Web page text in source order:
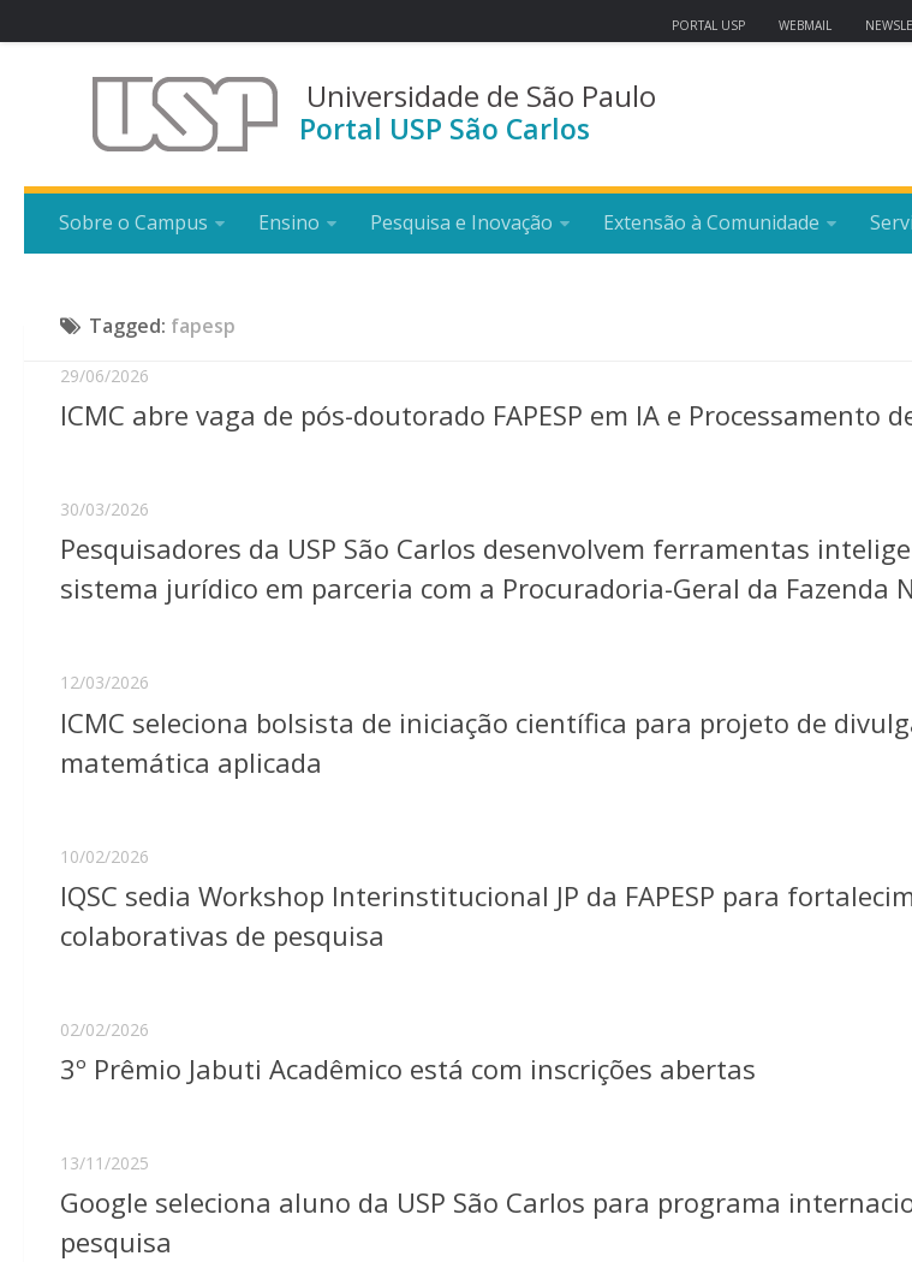
PORTAL USP WEBMAIL
Universidade de São Paulo
Portal USP São Carlos
Sobre o Campus Ensino Pesquisa e Inovação Extensão à Comunidade
Tagged: fapesp
29/06/2026
ICMC abre vaga de pós-doutorado FAPESP em IA e Processamento
30/03/2026
Pesquisadores da USP São Carlos desenvolvem ferramentas
sistema jurídico em parceria com a Procuradoria-Geral da Fazenda
12/03/2026
ICMC seleciona bolsista de iniciação científica para projeto de
matemática aplicada
10/02/2026
IQSC sedia Workshop Interinstitucional JP da FAPESP para
colaborativas de pesquisa
02/02/2026
3º Prêmio Jabuti Acadêmico está com inscrições abertas
13/11/2025
Google seleciona aluno da USP São Carlos para programa
pesquisa